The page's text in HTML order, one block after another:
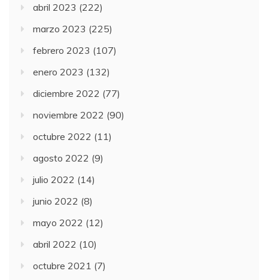
abril 2023 (222)
marzo 2023 (225)
febrero 2023 (107)
enero 2023 (132)
diciembre 2022 (77)
noviembre 2022 (90)
octubre 2022 (11)
agosto 2022 (9)
julio 2022 (14)
junio 2022 (8)
mayo 2022 (12)
abril 2022 (10)
octubre 2021 (7)